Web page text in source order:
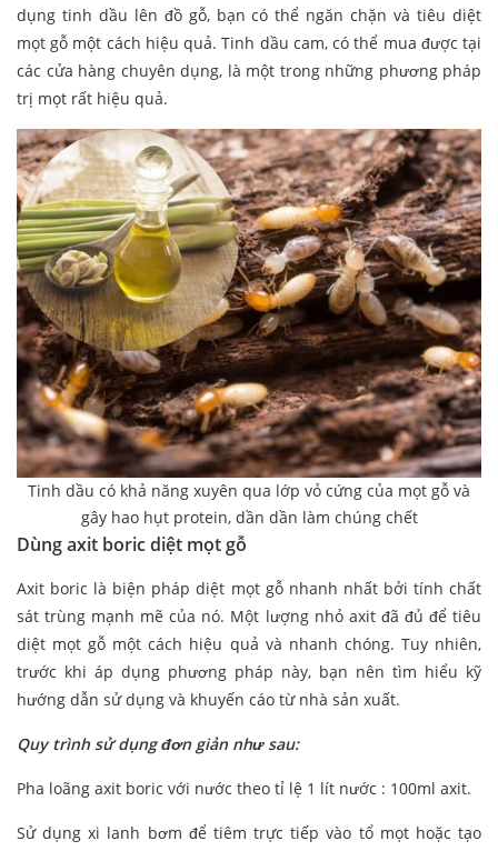
dụng tinh dầu lên đồ gỗ, bạn có thể ngăn chặn và tiêu diệt
mọt gỗ một cách hiệu quả. Tinh dầu cam, có thể mua được tại
các cửa hàng chuyên dụng, là một trong những phương pháp
trị mọt rất hiệu quả.
Tinh dầu có khả năng xuyên qua lớp vỏ cứng của mọt gỗ và
gây hao hụt protein, dần dần làm chúng chết
Dùng axit boric diệt mọt gỗ
Axit boric là biện pháp diệt mọt gỗ nhanh nhất bởi tính chất
sát trùng mạnh mẽ của nó. Một lượng nhỏ axit đã đủ để tiêu
diệt mọt gỗ một cách hiệu quả và nhanh chóng. Tuy nhiên,
trước khi áp dụng phương pháp này, bạn nên tìm hiểu kỹ
hướng dẫn sử dụng và khuyến cáo từ nhà sản xuất.
Quy trình sử dụng đơn giản như sau:
Pha loãng axit boric với nước theo tỉ lệ 1 lít nước : 100ml axit.
Sử dụng xi lanh bơm để tiêm trực tiếp vào tổ mọt hoặc tạo